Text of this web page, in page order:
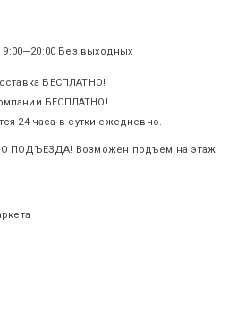
Без выходных
БЕСПЛАТНО!
БЕСПЛАТНО!
24 часа в сутки ежедневно.
ПОДЪЕЗДА! Возможен подъем на этаж